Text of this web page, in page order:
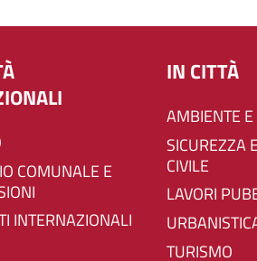
INTERNAZIONALI
IN CITTÀ
AMBIENTE
SICUREZZA E PROTEZIONE
CIVILE
LAVORI
TURISMO